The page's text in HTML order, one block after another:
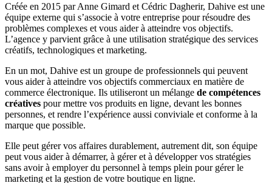
Créée en 2015 par Anne Gimard et Cédric Dagherir, Dahive est une
équipe externe qui s’associe à votre entreprise pour résoudre des
problèmes complexes et vous aider à atteindre vos objectifs.
L’agence y parvient grâce à une utilisation stratégique des services
créatifs, technologiques et marketing.
En un mot, Dahive est un groupe de professionnels qui peuvent
vous aider à atteindre vos objectifs commerciaux en matière de
commerce électronique. Ils utiliseront un mélange de compétences
créatives pour mettre vos produits en ligne, devant les bonnes
personnes, et rendre l’expérience aussi conviviale et conforme à la
marque que possible.
Elle peut gérer vos affaires durablement, autrement dit, son équipe
peut vous aider à démarrer, à gérer et à développer vos stratégies
sans avoir à employer du personnel à temps plein pour gérer le
marketing et la gestion de votre boutique en ligne.